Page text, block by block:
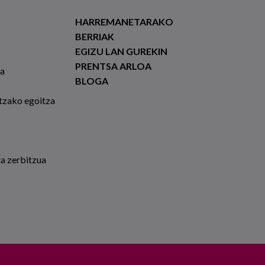
egoitza
zerbitzua
HARREMANETARAKO
BERRIAK
EGIZU LAN GUREKIN
PRENTSA ARLOA
BLOGA